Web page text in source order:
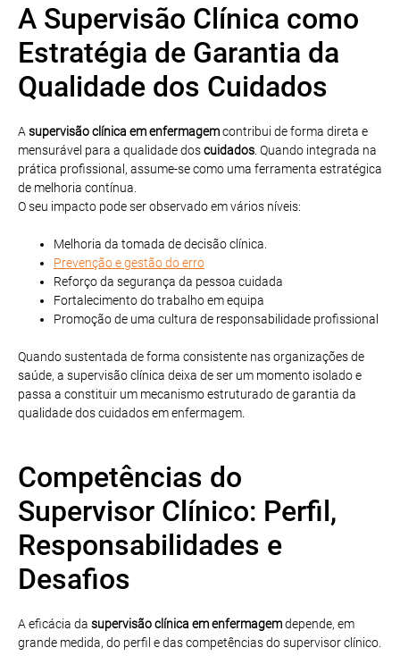
A Supervisão Clínica como
Estratégia de Garantia da
Qualidade dos Cuidados
A supervisão clínica em enfermagemcontribui de forma direta e
mensurável para a qualidade doscuidados . Quando integrada na
prática profissional, assume-se como uma ferramenta estratégica
de melhoria contínua.
O seu impacto pode ser observado em vários níveis:
Melhoria da tomada de decisão clínica.
Prevenção e gestão do erro
Reforço da segurança da pessoa cuidada
Fortalecimento do trabalho em equipa
Promoção de uma cultura de responsabilidade profissional
Quando sustentada de forma consistente nas organizações de
saúde, a supervisão clínica deixa de ser um momento isolado e
passa a constituir um mecanismo estruturado de garantia da
qualidade dos cuidados em enfermagem.
Competências do
Supervisor Clínico: Perfil,
Responsabilidades e
Desafios
A eficácia da supervisão clínica em enfermagemdepende, em
grande medida, do perfil e das competências do supervisor clínico.